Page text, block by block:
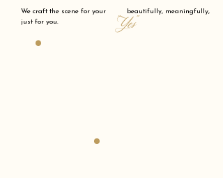
We craft the scene for your beautifully, meaningfully,
just for you.
"Yes"